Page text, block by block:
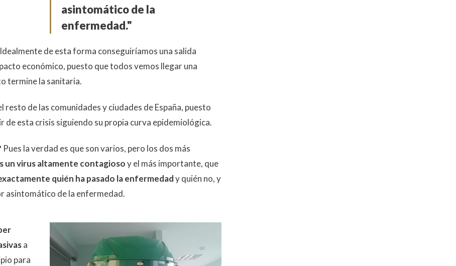
asintomático de la
enfermedad."
de esta forma conseguiríamos una salida
económico, puesto que todos vemos llegar una
termine la sanitaria.
resto de las comunidades y ciudades de España, puesto
de esta crisis siguiendo su propia curva epidemiológica.
Pues la verdad es que son varios, pero los dos más
un virus altamente contagiosoy el más importante, que
quién ha pasado la enfermedady quién no, y
asintomático de la enfermedad.
a
para